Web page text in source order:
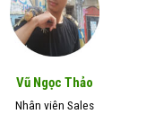
Vũ Ngọc Thảo
Nhân viên Sales